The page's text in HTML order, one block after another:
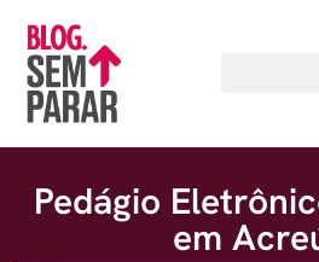
Pedágio
em